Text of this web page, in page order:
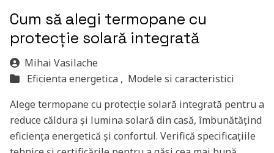
Cum să alegi termopane cu
protecție solară integrată
Mihai Vasilache
Eficienta energetica , Modele si caracteristici
Alege termopane cu protecție solară integrată pentru a
reduce căldura și lumina solară din casă, îmbunătățind
eficiența energetică și confortul. Verifică specificațiile